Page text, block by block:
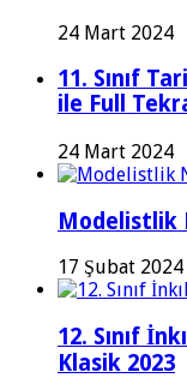
24 Mart 2024
11. Sınıf
ile Full
24 Mart 2024
Modelistlik
17 Şubat 2024
12. Sınıf
Klasik 2023